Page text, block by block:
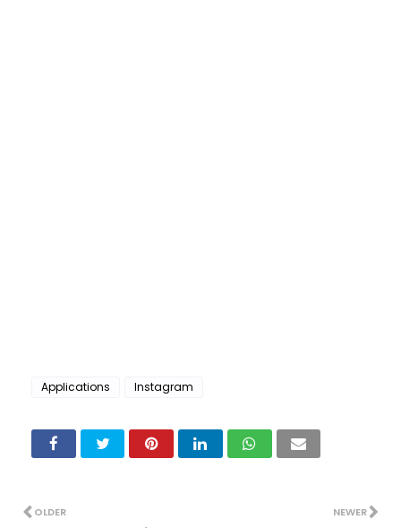
Applications Instagram
NEWER
OLDER